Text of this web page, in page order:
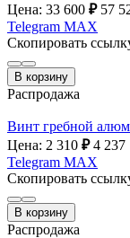
Цена: 33 600 ₽ 57
Telegram MAX
Скопировать
В корзину
Распродажа
Винт гребной
Цена: 2 310 ₽ 4 237
Telegram MAX
Скопировать
В корзину
Распродажа